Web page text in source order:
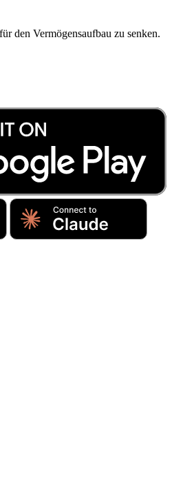
den Vermögensaufbau zu senken.